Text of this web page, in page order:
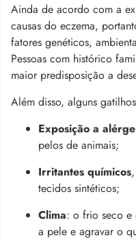
Ainda de acordo com a
causas do eczema,
fatores genéticos,
Pessoas com histórico
maior predisposição a
Além disso, alguns
Exposição a
pelos de animais;
Irritantes químicos
tecidos sintéticos;
Clima: o frio seco e
a pele e agravar o